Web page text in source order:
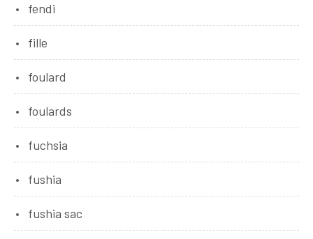
fendi
fille
foulard
foulards
fuchsia
fushia
fushia sac